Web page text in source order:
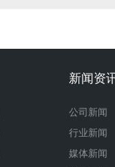
新闻资
公司新闻
行业新闻
媒体新闻